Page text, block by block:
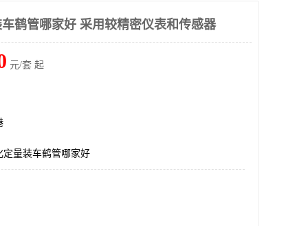
鹤管哪家好 采用较精密仪表和传感器
元/套 起
定量装车鹤管哪家好